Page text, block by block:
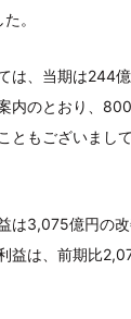
。
は、当期は244
内のとおり、
ともございまし
は3,075億円の
益は、前期比